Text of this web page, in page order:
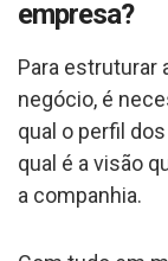
empresa?
Para estruturar
negócio, é
qual o perfil
qual é a visão
a companhia.